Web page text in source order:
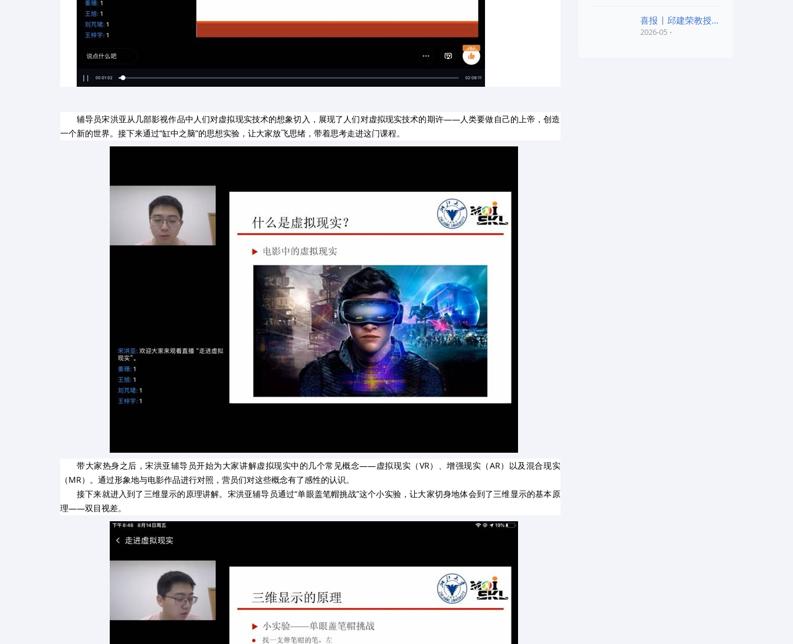
辅导员宋洪亚从几部影视作品中人们对虚拟现实技术的想象切入，展现了人们对虚拟现实技术的期许——人类要做自己的上帝，创造
一个新的世界。接下来通过“缸中之脑”的思想实验，让大家放飞思绪，带着思考走进这门课程。
带大家热身之后，宋洪亚辅导员开始为大家讲解虚拟现实中的几个常见概念——虚拟现实（VR）、增强现实（AR）以及混合现实
（MR）。通过形象地与电影作品进行对照，营员们对这些概念有了感性的认识。
接下来就进入到了三维显示的原理讲解。宋洪亚辅导员通过“单眼盖笔帽挑战”这个小实验，让大家切身地体会到了三维显示的基本原
理——双目视差。
喜报 | 邱建荣教授团
队研究成果入选20
2026-05